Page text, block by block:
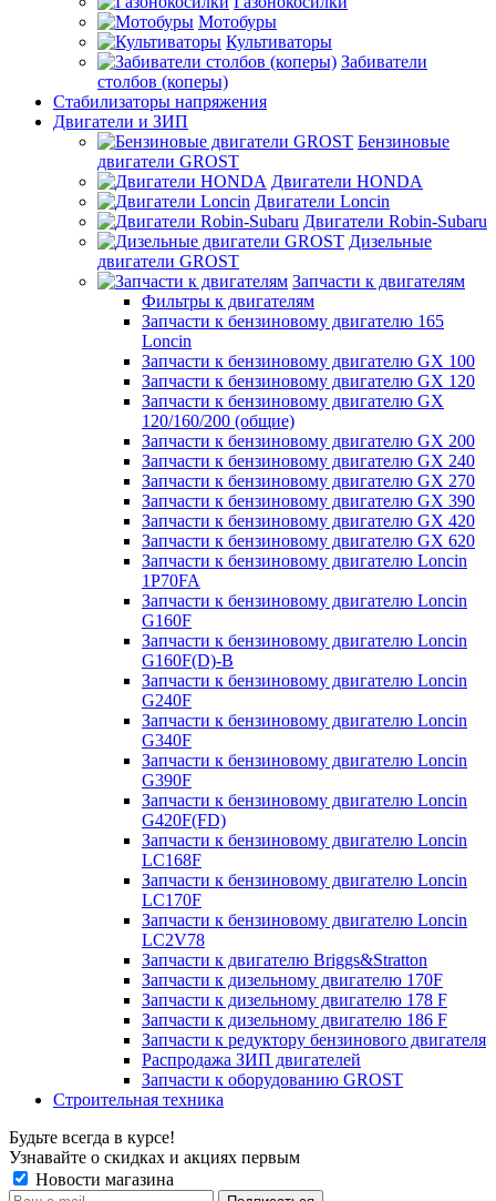
Мотобуры
Культиваторы
Забиватели
столбов (коперы)
Стабилизаторы напряжения
Двигатели и ЗИП
Бензиновые
двигатели GROST
Двигатели HONDA
Двигатели Loncin
Двигатели Robin-Subaru
Дизельные
двигатели GROST
Запчасти к двигателям
Фильтры к двигателям
Запчасти к бензиновому двигателю 165
Loncin
Запчасти к бензиновому двигателю GX 100
Запчасти к бензиновому двигателю GX 120
Запчасти к бензиновому двигателю GX
120/160/200 (общие)
Запчасти к бензиновому двигателю GX 200
Запчасти к бензиновому двигателю GX 240
Запчасти к бензиновому двигателю GX 270
Запчасти к бензиновому двигателю GX 390
Запчасти к бензиновому двигателю GX 420
Запчасти к бензиновому двигателю GX 620
Запчасти к бензиновому двигателю Loncin
1P70FA
Запчасти к бензиновому двигателю Loncin
G160F
Запчасти к бензиновому двигателю Loncin
G160F(D)-B
Запчасти к бензиновому двигателю Loncin
G240F
Запчасти к бензиновому двигателю Loncin
G340F
Запчасти к бензиновому двигателю Loncin
G390F
Запчасти к бензиновому двигателю Loncin
G420F(FD)
Запчасти к бензиновому двигателю Loncin
LC168F
Запчасти к бензиновому двигателю Loncin
LC170F
Запчасти к бензиновому двигателю Loncin
LC2V78
Запчасти к двигателю Briggs&Stratton
Запчасти к дизельному двигателю 170F
Запчасти к дизельному двигателю 178 F
Запчасти к дизельному двигателю 186 F
Запчасти к редуктору бензинового двигателя
Распродажа ЗИП двигателей
Запчасти к оборудованию GROST
Строительная техника
Будьте всегда в курсе!
Узнавайте о скидках и акциях первым
Новости магазина